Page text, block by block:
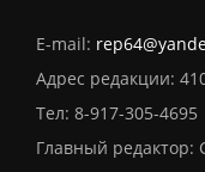
E-mail:
Адрес редакции:
Тел: 8-917-305-4695
Главный редактор: